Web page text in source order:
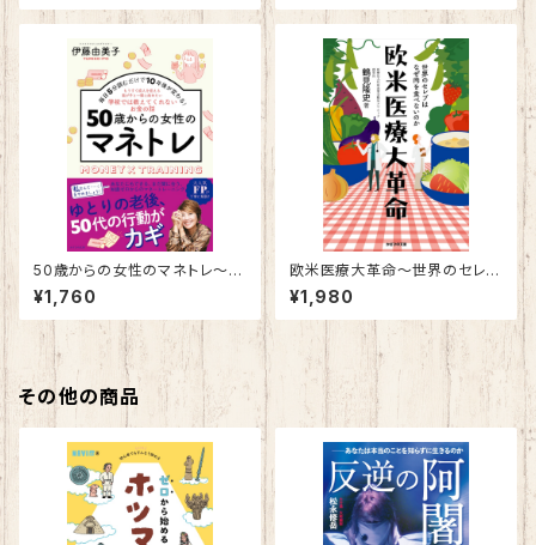
ちで！～
50歳からの女性のマネトレ～毎
日5分読むだけで10年後が変わ
る！～
¥1,760
欧米医療大革命～世界のセレブ
はなぜ肉を食べないのか～
¥1,980
その他の商品